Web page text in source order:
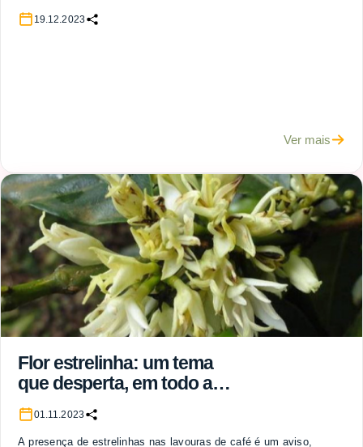
19.12.2023
Ver mais
Flor estrelinha: um tema
que desperta, em todo ano
de calor e seca, a
curiosidade do cafeicultor
01.11.2023
A presença de estrelinhas nas lavouras de café é um aviso,